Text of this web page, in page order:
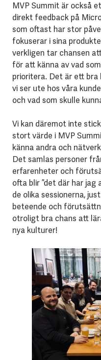
MVP Summit är också
direkt feedback på
som oftast har stor
fokuserar i sina
verkligen tar chansen
för att känna av vad
prioritera. Det är ett
vi ser ute hos våra
och vad som skulle
Vi kan däremot inte
stort värde i MVP
känna andra och
Det samlas personer
erfarenheter och
ofta blir ”det där har jag
de olika sessionerna,
beteende och
otroligt bra chans att
nya kulturer!